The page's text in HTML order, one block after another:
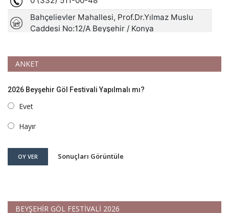
ANKET
2026 Beyşehir Göl Festivali Yapılmalı mı?
Evet
Hayır
OY VER Sonuçları Görüntüle
BEYŞEHİR GÖL FESTİVALİ 2026